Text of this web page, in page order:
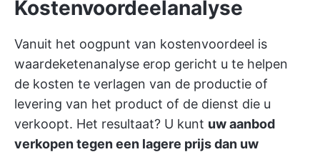
Kostenvoordeelanalyse
Vanuit het oogpunt van kostenvoordeel is
waardeketenanalyse erop gericht u te helpen
de kosten te verlagen van de productie of
levering van het product of de dienst die u
verkoopt. Het resultaat? U kunt uw aanbod
verkopen tegen een lagere prijs dan uw